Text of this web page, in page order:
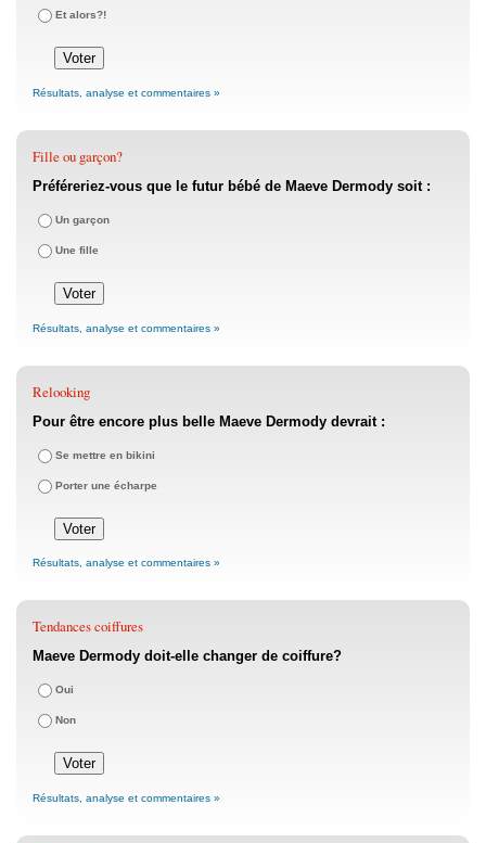
Et alors?!
Résultats, analyse et commentaires »
Fille ou garçon?
Préféreriez-vous que le futur bébé de Maeve Dermody soit :
Un garçon
Une fille
Résultats, analyse et commentaires »
Relooking
Pour être encore plus belle Maeve Dermody devrait :
Se mettre en bikini
Porter une écharpe
Résultats, analyse et commentaires »
Tendances coiffures
Maeve Dermody doit-elle changer de coiffure?
Oui
Non
Résultats, analyse et commentaires »